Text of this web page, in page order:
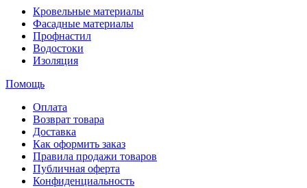
Кровельные материалы
Фасадные материалы
Профнастил
Водостоки
Изоляция
Помощь
Оплата
Возврат товара
Доставка
Как оформить заказ
Правила продажи товаров
Публичная оферта
Конфиденциальность